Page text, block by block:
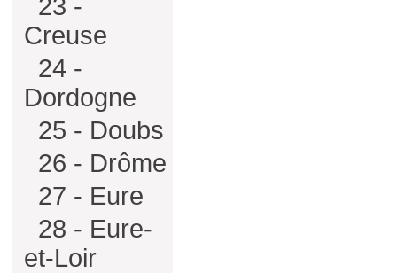
23 -
Creuse
24 -
Dordogne
25 - Doubs
26 - Drôme
27 - Eure
28 - Eure-
et-Loir